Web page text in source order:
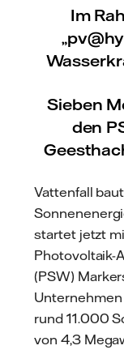
Im
Sieben
den
Vattenfall
startet jetzt
Photovoltaik-
(PSW)
rund 11.000
von 4,3